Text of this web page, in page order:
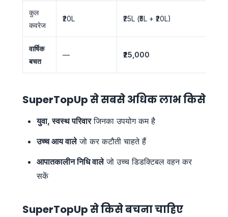
कुल
कवरेज
₹20L ₹25L (₹5L + ₹20L)
वार्षिक
बचत
— ₹25,000
SuperTopUp से सबसे अधिक लाभ किसे
युवा, स्वस्थ परिवारजिनका उपयोग कम है
उच्च आय वालेजो कर कटौती चाहते हैं
आपातकालीन निधि वालेजो उच्च डिडक्टिबल वहन कर
सकें
SuperTopUp से किसे बचना चाहिए